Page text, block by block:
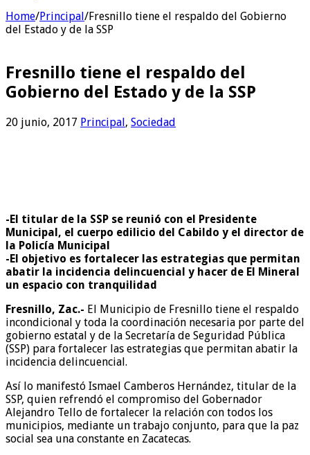
Home/Principal/Fresnillo tiene el respaldo del Gobierno
del Estado y de la SSP
Fresnillo tiene el respaldo del
Gobierno del Estado y de la SSP
20 junio, 2017 Principal, Sociedad
-El titular de la SSP se reunió con el Presidente
Municipal, el cuerpo edilicio del Cabildo y el director de
la Policía Municipal
-El objetivo es fortalecer las estrategias que permitan
abatir la incidencia delincuencial y hacer de El Mineral
un espacio con tranquilidad
Fresnillo, Zac.- El Municipio de Fresnillo tiene el respaldo
incondicional y toda la coordinación necesaria por parte del
gobierno estatal y de la Secretaría de Seguridad Pública
(SSP) para fortalecer las estrategias que permitan abatir la
incidencia delincuencial.
Así lo manifestó Ismael Camberos Hernández, titular de la
SSP, quien refrendó el compromiso del Gobernador
Alejandro Tello de fortalecer la relación con todos los
municipios, mediante un trabajo conjunto, para que la paz
social sea una constante en Zacatecas.